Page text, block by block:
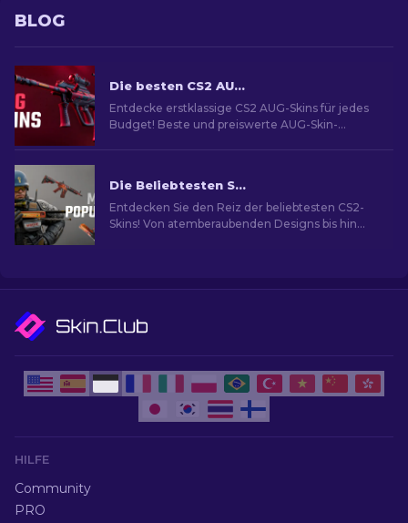
BLOG
Die besten CS2 AUG Skins in allen Preisklassen [2026]
Entdecke erstklassige CS2 AUG-Skins für jedes
Budget! Beste und preiswerte AUG-Skin-
Die Beliebtesten Skins in CS2
Entdecken Sie den Reiz der beliebtesten CS2-
Skins! Von atemberaubenden Designs bis hin
HILFE
Community
PRO